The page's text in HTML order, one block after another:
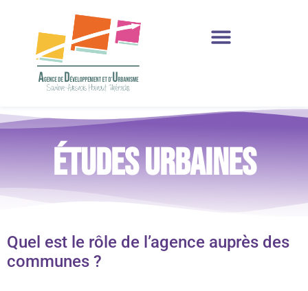
Études urbaines
Quel est le rôle de l’agence auprès des
communes ?